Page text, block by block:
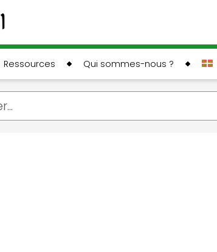
Ressources Qui sommes-nous ?